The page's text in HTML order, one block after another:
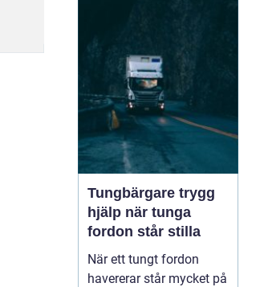
förstå hur behandlingen
Tungbärgare trygg
hjälp när tunga
fordon står stilla
När ett tungt fordon
havererar står mycket på